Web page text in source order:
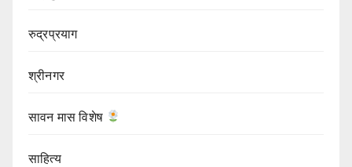
रुद्रप्रयाग
श्रीनगर
सावन मास विशेष
साहित्य